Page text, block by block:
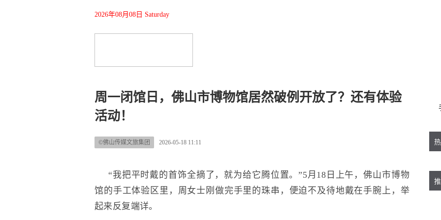
2026年08月08日 Saturday
周一闭馆日，佛山市博物馆居然破例开放了？还有体验
活动！
©佛山传媒文旅集团 2026-05-18 11:11
“我把平时戴的首饰全摘了，就为给它腾位置。”5月18日上午，佛山市博物
馆的手工体验区里，周女士刚做完手里的珠串，便迫不及待地戴在手腕上，举
起来反复端详。